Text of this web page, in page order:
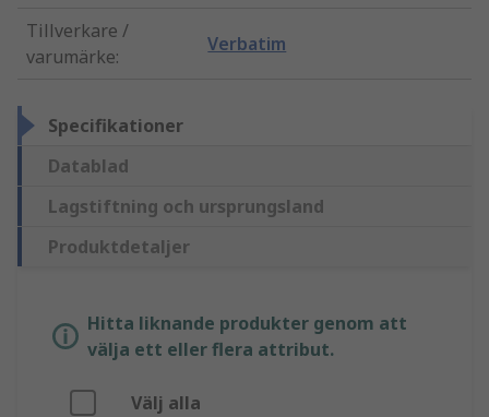
Tillverkare /
varumärke:
Verbatim
Specifikationer
Datablad
Lagstiftning och ursprungsland
Produktdetaljer
Hitta liknande produkter genom att
välja ett eller flera attribut.
Välj alla